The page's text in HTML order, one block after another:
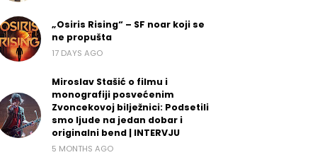
„Osiris Rising“ – SF noar koji se
ne propušta
17 DAYS AGO
Miroslav Stašić o filmu i
monografiji posvećenim
Zvoncekovoj bilježnici: Podsetili
smo ljude na jedan dobar i
originalni bend | INTERVJU
5 MONTHS AGO